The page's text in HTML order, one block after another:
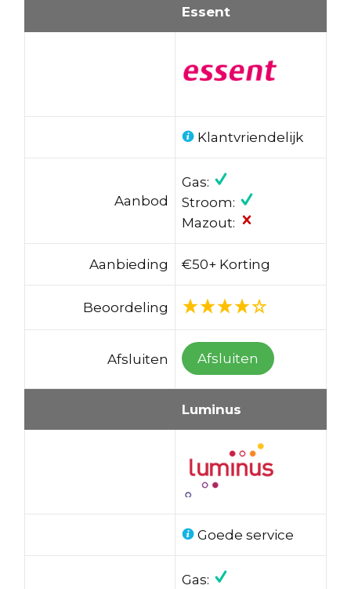
Essent
Klantvriendelijk
Aanbod
Gas:
Stroom:
Mazout:
Aanbieding €50+ Korting
Beoordeling
Afsluiten Afsluiten
Luminus
Goede service
Gas: